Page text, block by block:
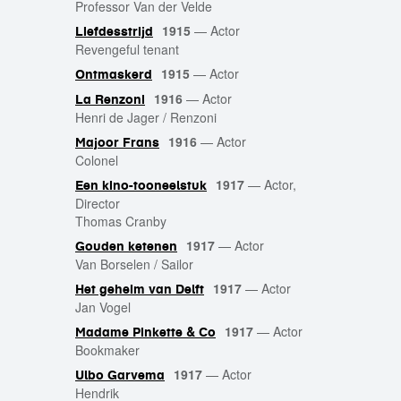
Professor Van der Velde
Liefdesstrijd 1915 — Actor
Revengeful tenant
Ontmaskerd 1915 — Actor
La Renzoni 1916 — Actor
Henri de Jager / Renzoni
Majoor Frans 1916 — Actor
Colonel
Een kino-tooneelstuk 1917 — Actor,
Director
Thomas Cranby
Gouden ketenen 1917 — Actor
Van Borselen / Sailor
Het geheim van Delft 1917 — Actor
Jan Vogel
Madame Pinkette & Co 1917 — Actor
Bookmaker
Ulbo Garvema 1917 — Actor
Hendrik